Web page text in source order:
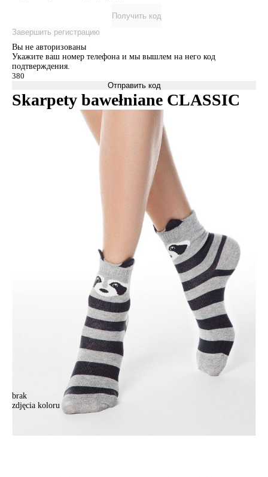
Получить код
Завершить регистрацию
Вы не авторизованы
Укажите ваш номер телефона и мы вышлем на него код
подтверждения.
Отправить код
Skarpety bawełniane CLASSIC
brak
zdjęcia koloru
Skarpetki damskie bawełniaone CLASSIC 17С-183СП, r.23, 317 szary